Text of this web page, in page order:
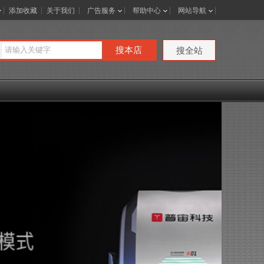
添加收藏 关于我们 广告服务 帮助中心 网站导航
搜本店 搜全站